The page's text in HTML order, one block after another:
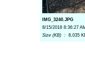
IMG_3240.JPG
8/15/2018 8:36:27 AM
Size (KB) : 8,035